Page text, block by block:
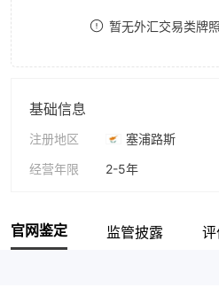
暂无外汇交易类牌
基础信息
注册地区
塞浦路斯
经营年限
2-5年
官网鉴定 监管披露